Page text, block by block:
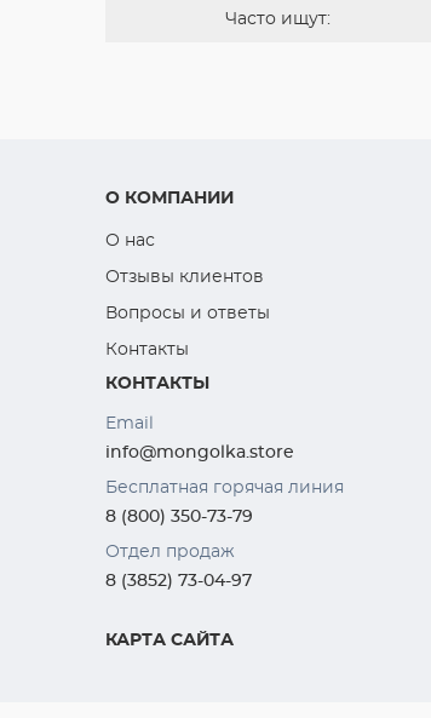
Часто ищут:
О КОМПАНИИ
О нас
Отзывы клиентов
Вопросы и ответы
Контакты
КОНТАКТЫ
Email
info@mongolka.store
Бесплатная горячая линия
8 (800) 350-73-79
Отдел продаж
8 (3852) 73-04-97
КАРТА САЙТА